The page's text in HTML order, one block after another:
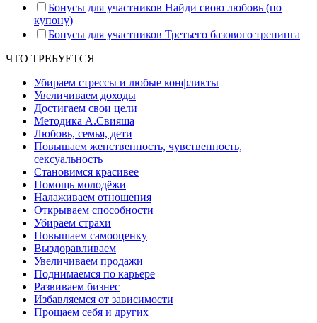
Бонусы для участников Найди свою любовь (по
купону)
Бонусы для участников Третьего базового тренинга
ЧТО ТРЕБУЕТСЯ
Убираем стрессы и любые конфликты
Увеличиваем доходы
Достигаем свои цели
Методика А.Свияша
Любовь, семья, дети
Повышаем женственность, чувственность,
сексуальность
Становимся красивее
Помощь молодёжи
Налаживаем отношения
Открываем способности
Убираем страхи
Повышаем самооценку
Выздоравливаем
Увеличиваем продажи
Поднимаемся по карьере
Развиваем бизнес
Избавляемся от зависимости
Прощаем себя и других